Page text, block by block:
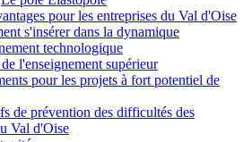
pour les entreprises du Val d'Oise
s'insérer dans la dynamique
technologique
l'enseignement supérieur
pour les projets à fort potentiel de
de prévention des difficultés des
Val d'Oise